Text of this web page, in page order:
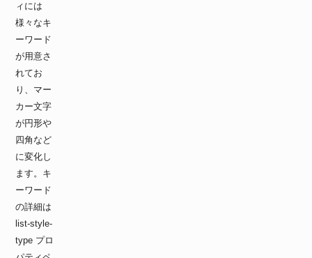
ィには
様々なキ
ーワード
が用意さ
れてお
り、マー
カー文字
が円形や
四角など
に変化し
ます。キ
ーワード
の詳細は
list-style-
type プロ